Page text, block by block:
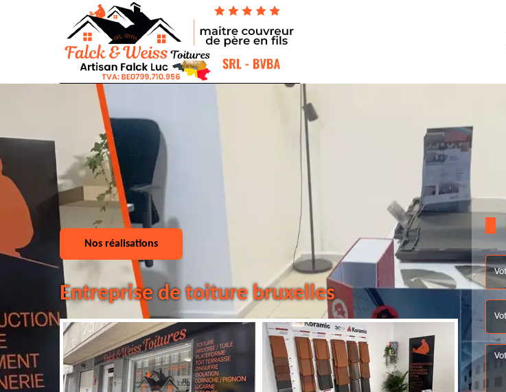
Nos réalisations
Entreprise de toiture bruxelles